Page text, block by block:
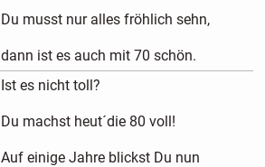
Du musst nur alles fröhlich sehn,
dann ist es auch mit 70 schön.
Ist es nicht toll?
Du machst heut´die 80 voll!
Auf einige Jahre blickst Du nun